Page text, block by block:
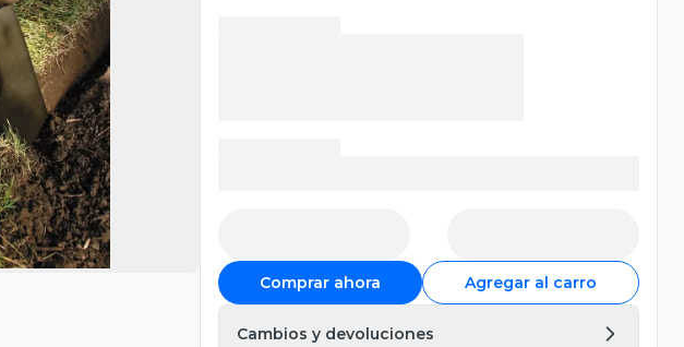
Comprar ahora Agregar al carro
Cambios y devoluciones